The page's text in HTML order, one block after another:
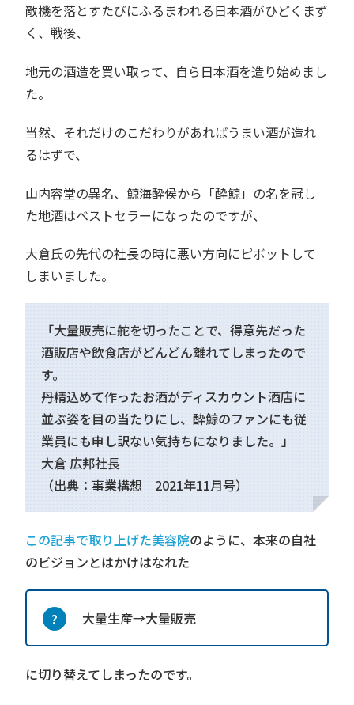
敵機を落とすたびにふるまわれる日本酒がひどくまず
く、戦後、
地元の酒造を買い取って、自ら日本酒を造り始めまし
た。
当然、それだけのこだわりがあればうまい酒が造れ
るはずで、
山内容堂の異名、鯨海酔侯から「酔鯨」の名を冠し
た地酒はベストセラーになったのですが、
大倉氏の先代の社長の時に悪い方向にピボットして
しまいました。
「大量販売に舵を切ったことで、得意先だった
酒販店や飲食店がどんどん離れてしまったので
す。
丹精込めて作ったお酒がディスカウント酒店に
並ぶ姿を目の当たりにし、酔鯨のファンにも従
業員にも申し訳ない気持ちになりました。」
大倉 広邦社長
（出典：事業構想 2021年11月号）
この記事で取り上げた美容院のように、本来の自社
のビジョンとはかけはなれた
大量生産→大量販売
に切り替えてしまったのです。